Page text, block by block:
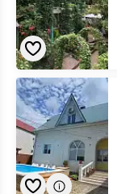
«Солнечный»
гостевой
дом